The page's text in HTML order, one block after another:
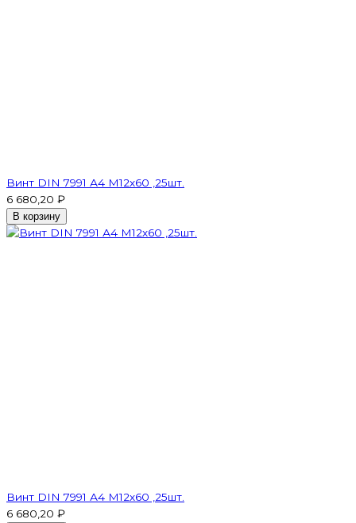
Винт DIN 7991 А4 M12х60 ,25шт.
6 680,20 ₽
В корзину
Винт DIN 7991 А4 M12х60 ,25шт.
6 680,20 ₽